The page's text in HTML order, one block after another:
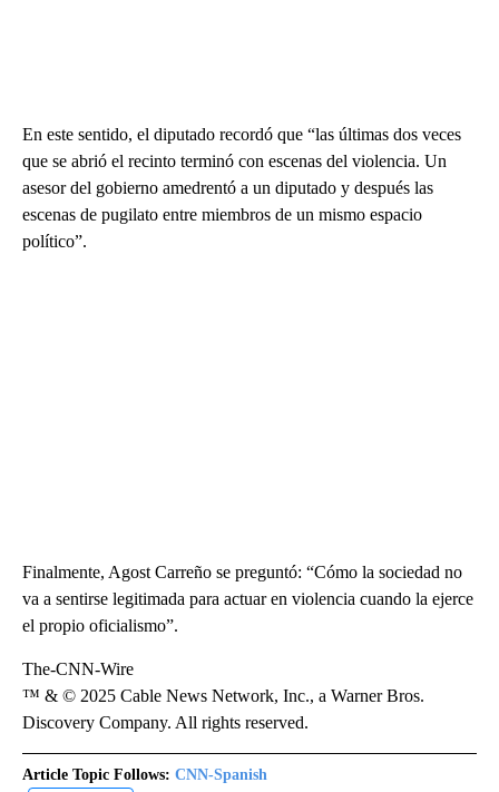
En este sentido, el diputado recordó que “las últimas dos veces
que se abrió el recinto terminó con escenas del violencia. Un
asesor del gobierno amedrentó a un diputado y después las
escenas de pugilato entre miembros de un mismo espacio
político”.
Finalmente, Agost Carreño se preguntó: “Cómo la sociedad no
va a sentirse legitimada para actuar en violencia cuando la ejerce
el propio oficialismo”.
The-CNN-Wire
™ & © 2025 Cable News Network, Inc., a Warner Bros.
Discovery Company. All rights reserved.
Article Topic Follows: CNN-Spanish